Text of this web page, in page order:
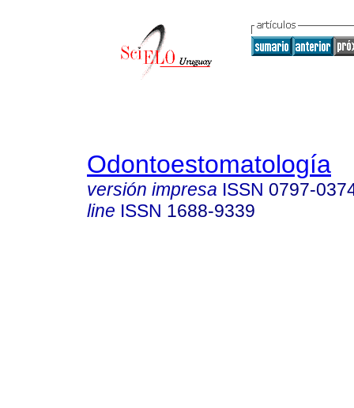
Odontoestomatología
versión impresa ISSN 0797-
line ISSN 1688-9339